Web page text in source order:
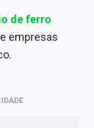
de ferro
empresas